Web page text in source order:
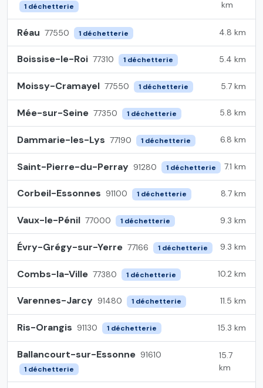
1 déchetterie km
Réau 77550 1 déchetterie 4.8 km
Boissise-le-Roi 77310 1 déchetterie 5.4 km
Moissy-Cramayel 77550 1 déchetterie 5.7 km
Mée-sur-Seine 77350 1 déchetterie 5.8 km
Dammarie-les-Lys 77190 1 déchetterie 6.8 km
Saint-Pierre-du-Perray 91280 1 déchetterie 7.1 km
Corbeil-Essonnes 91100 1 déchetterie 8.7 km
Vaux-le-Pénil 77000 1 déchetterie 9.3 km
Évry-Grégy-sur-Yerre 77166 1 déchetterie 9.3 km
Combs-la-Ville 77380 1 déchetterie 10.2 km
Varennes-Jarcy 91480 1 déchetterie 11.5 km
Ris-Orangis 91130 1 déchetterie 15.3 km
Ballancourt-sur-Essonne 91610
1 déchetterie
15.7
km